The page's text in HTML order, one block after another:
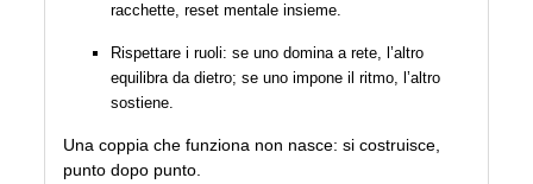
racchette, reset mentale insieme.
Rispettare i ruoli: se uno domina a rete, l’altro
equilibra da dietro; se uno impone il ritmo, l’altro
sostiene.
Una coppia che funziona non nasce: si costruisce,
punto dopo punto.